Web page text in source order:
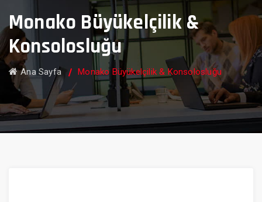
Monako Büyükelçilik &
Konsolosluğu
Ana Sayfa Monako Büyükelçilik & Konsolosluğu